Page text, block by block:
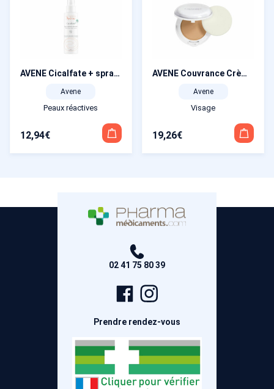
AVENE Cicalfate + spray assechant 100 ml
Avene
Peaux réactives
12,94€
AVENE Couvrance Crème de teint compacte Mat miel 4.0 10 g
Avene
Visage
19,26€
02 41 75 80 39
Page
Facebook
Prendre rendez-vous